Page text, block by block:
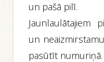
un pašā pilī.
Jaunlaulātajiem
un
pasūtīt numuriņā.